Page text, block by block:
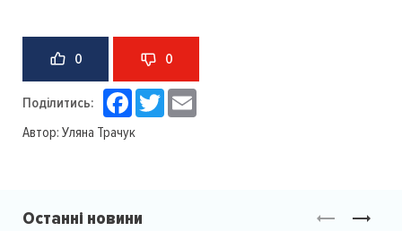
0 0
Поділитись: Facebook
Twitter
Автор: Уляна Трачук
Останні новини